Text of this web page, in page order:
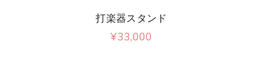
打楽器スタンド
¥33,000